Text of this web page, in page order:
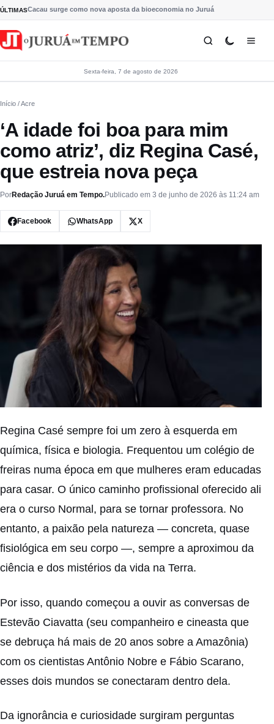
Pular para o conteúdo
ÚLTIMASCacau surge como nova aposta da bioeconomia no Juruá
Sexta-feira, 7 de agosto de 2026
Início / Acre
‘A idade foi boa para mim
como atriz’, diz Regina Casé,
que estreia nova peça
PorRedação Juruá em Tempo.Publicado em 3 de junho de 2026 às 11:24 am
Facebook WhatsApp X
Regina Casé sempre foi um zero à esquerda em
química, física e biologia. Frequentou um colégio de
freiras numa época em que mulheres eram educadas
para casar. O único caminho profissional oferecido ali
era o curso Normal, para se tornar professora. No
entanto, a paixão pela natureza — concreta, quase
fisiológica em seu corpo —, sempre a aproximou da
ciência e dos mistérios da vida na Terra.
Por isso, quando começou a ouvir as conversas de
Estevão Ciavatta (seu companheiro e cineasta que
se debruça há mais de 20 anos sobre a Amazônia)
com os cientistas Antônio Nobre e Fábio Scarano,
esses dois mundos se conectaram dentro dela.
Da ignorância e curiosidade surgiram perguntas